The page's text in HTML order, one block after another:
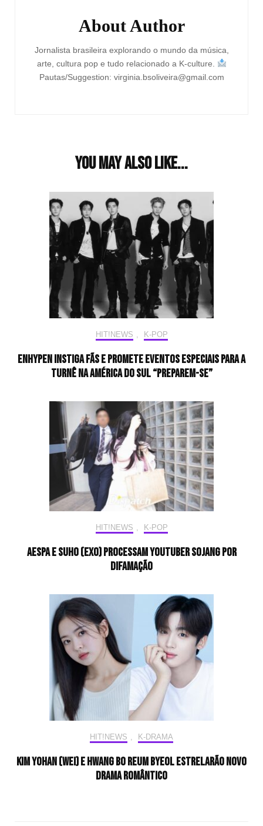
About Author
Jornalista brasileira explorando o mundo da música,
arte, cultura pop e tudo relacionado a K-culture.
Pautas/Suggestion: virginia.bsoliveira@gmail.com
You may also like...
HIT!NEWS , K-POP
ENHYPEN instiga fãs e promete eventos especiais para a
turnê na América do Sul “Preparem-se”
HIT!NEWS K-POP
Aespa e SUHO (EXO) processam YouTuber Sojang por
difamação
HIT!NEWS K-DRAMA
Kim Yohan (WEi) e Hwang Bo Reum Byeol estrelarão novo
drama romântico